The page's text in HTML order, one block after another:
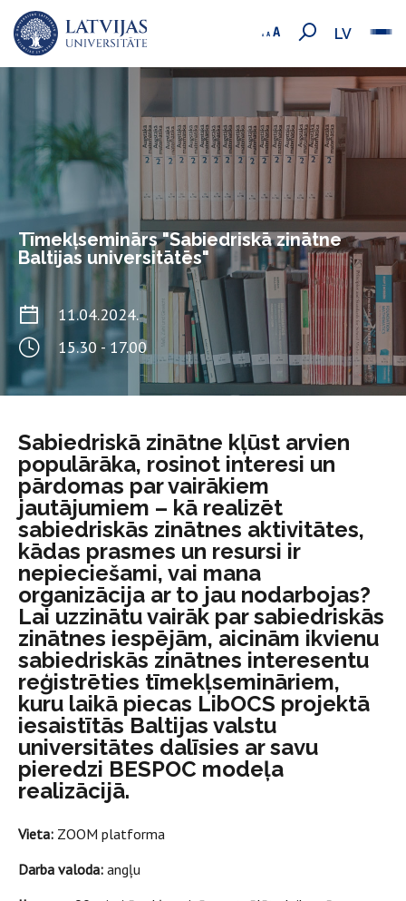
LV
Tīmekļseminārs "Sabiedriskā zinātne
Baltijas universitātēs"
11.04.2024.
15.30 - 17.00
Sabiedriskā zinātne kļūst arvien
populārāka, rosinot interesi un
pārdomas par vairākiem
jautājumiem – kā realizēt
sabiedriskās zinātnes aktivitātes,
kādas prasmes un resursi ir
nepieciešami, vai mana
organizācija ar to jau nodarbojas?
Lai uzzinātu vairāk par sabiedriskās
zinātnes iespējām, aicinām ikvienu
sabiedriskās zinātnes interesentu
reģistrēties tīmekļsemināriem,
kuru laikā piecas LibOCS projektā
iesaistītās Baltijas valstu
universitātes dalīsies ar savu
pieredzi BESPOC modeļa
realizācijā.
Vieta: ZOOM platforma
Darba valoda: angļu